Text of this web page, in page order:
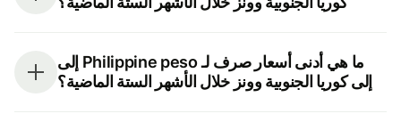
ما هي أدنى أسعار صرف لـ Philippine peso إلى
إلى كوريا الجنوبية وونز خلال الأشهر الستة الماضية؟